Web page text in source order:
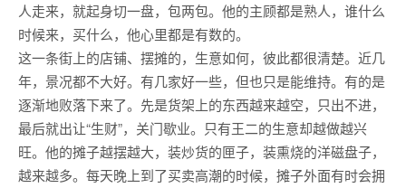
人走来，就起身切一盘，包两包。他的主顾都是熟人，谁什么
时候来，买什么，他心里都是有数的。
这一条街上的店铺、摆摊的，生意如何，彼此都很清楚。近几
年，景况都不大好。有几家好一些，但也只是能维持。有的是
逐渐地败落下来了。先是货架上的东西越来越空，只出不进，
最后就出让“生财”，关门歇业。只有王二的生意却越做越兴
旺。他的摊子越摆越大，装炒货的匣子，装熏烧的洋磁盘子，
越来越多。每天晚上到了买卖高潮的时候，摊子外面有时会拥